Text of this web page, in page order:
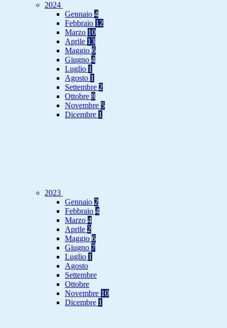
2024
Gennaio 4
Febbraio 12
Marzo 10
Aprile 13
Maggio 6
Giugno 4
Luglio 1
Agosto 1
Settembre 2
Ottobre 8
Novembre 5
Dicembre 1
2023
Gennaio 2
Febbraio 4
Marzo 4
Aprile 2
Maggio 6
Giugno 7
Luglio 1
Agosto
Settembre
Ottobre
Novembre 10
Dicembre 1